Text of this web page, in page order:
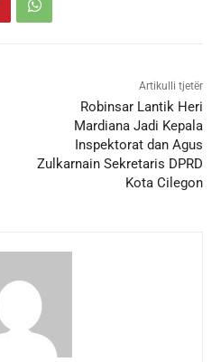
Artikulli tjetër
Robinsar Lantik Heri
Mardiana Jadi Kepala
Inspektorat dan Agus
Zulkarnain Sekretaris DPRD
Kota Cilegon